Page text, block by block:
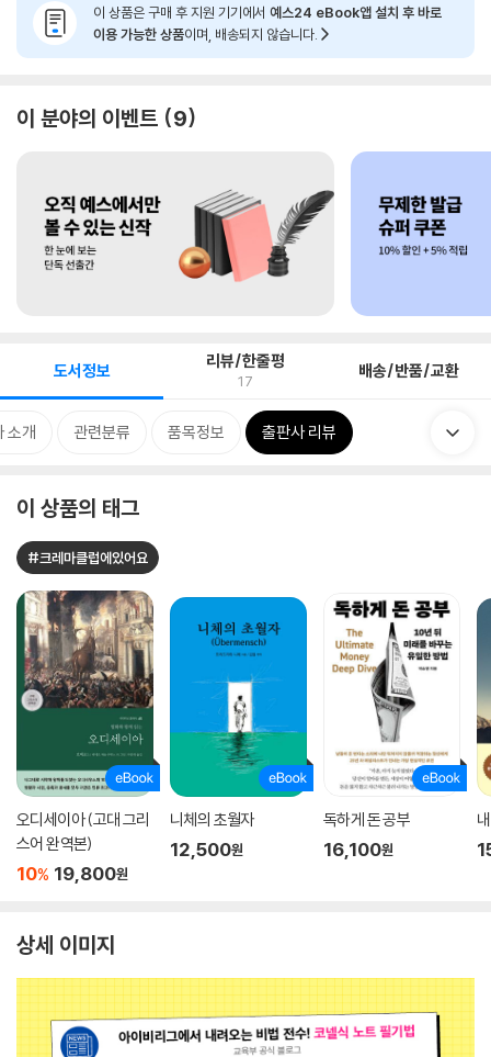
이 상품은 구매 후 지원 기기에서 예스24 eBook앱 설치 후 바로
이용 가능한 상품이며, 배송되지 않습니다.
이 분야의 이벤트 9
도서정보 리뷰/한줄평
17 배송/반품/교환
소개 관련분류 품목정보 출판사 리뷰
이 상품의 태그
#크레마클럽에있어요
오디세이아 (고대 그리
스어 완역본)
10% 19,800원
니체의 초월자
12,500원
독하게 돈 공부
16,100원
상세 이미지